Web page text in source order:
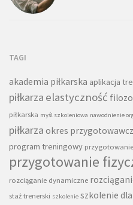
TAGI
akademia piłkarska aplikacja
piłkarza elastyczność
piłkarska myśl szkoleniowa nawodnienie
piłkarza okres
program treningowy
przygotowanie
rozciąganie dynamiczne
staż trenerski szkolenie szkolenie